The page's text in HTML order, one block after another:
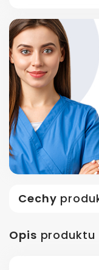
Cechy
Opis produktu